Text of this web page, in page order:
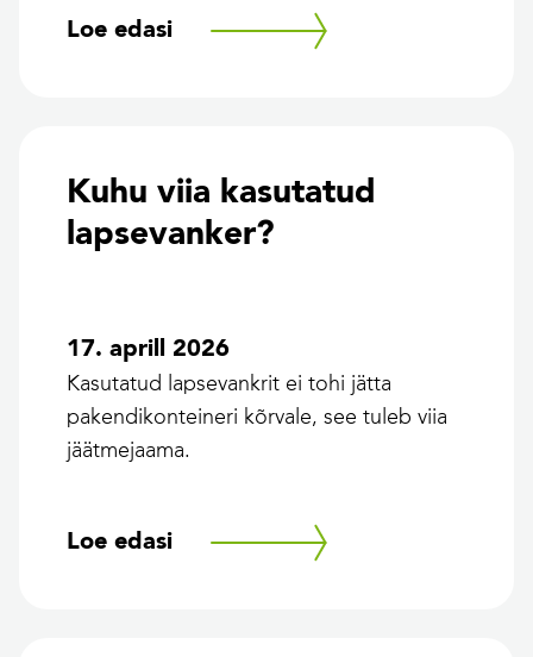
Loe edasi
Kuhu viia kasutatud
lapsevanker?
17. aprill 2026
Kasutatud lapsevankrit ei tohi jätta
pakendikonteineri kõrvale, see tuleb viia
jäätmejaama.
Loe edasi